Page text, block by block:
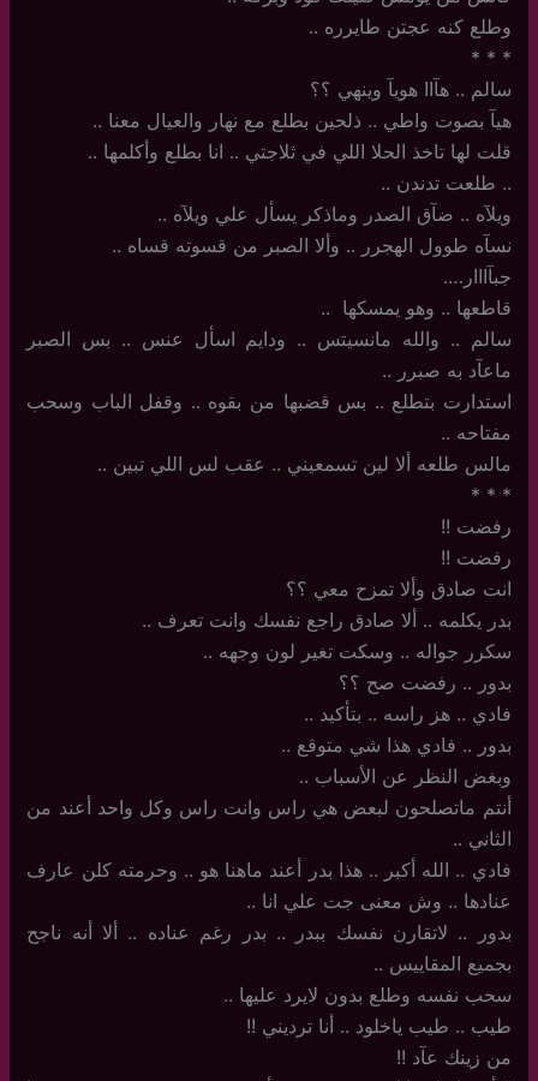
وطلع كنه عجتن طايرره ..
‏*‏ * *
سالم .. هآاا هويآ وينهي ؟؟
هيآ بصوت واطي ‏.. ذلحين بطلع مع نهار والعيال معنا ..
قلت لها تاخذ الحلا اللي في ثلاجتي .. انا بطلع وأكلمها ..
..‏ طلعت تدندن .. ‏
ويلآه .. ضآق الصدر وماذكر يسأل علي ويلآه ..
نسآه طوول الهجرر .. وألا الصبر من قسوته قساه ..
جبآااار….
قاطعها .. وهو يمسكها ‏ ..
سالم .. والله مانسيتس .. ودايم اسأل عنس .. بس الصبر
ماعآد به صبرر ..
استدارت بتطلع .. بس قضبها من بقوه .. وقفل الباب وسحب
مفتاحه ..
مالس طلعه ألا لين تسمعيني .. عقب لس اللي تبين ..
‏*‏ * *
رفضت !!
رفضت !!
انت صادق وألا تمزح معي ؟؟
بدر يكلمه ‏.. ألا صادق راجع نفسك وانت تعرف ..
سكرر جواله .. وسكت تغير لون وجهه ..
بدور .. رفضت صح ؟؟
فادي ‏.. هز راسه .. بتأكيد ..
بدور .. فادي هذا شي متوقع ..
وبغض النظر عن الأسباب ..
أنتم ماتصلحون لبعض هي راس وانت راس وكل واحد أعند من
الثاني ..
فادي .. الله أكبر .. هذا بدر أعند ماهنا هو .. وحرمته كلن عارف
عنادها .. وش معنى جت علي انا ..
بدور .. لاتقارن نفسك ببدر .. بدر رغم عناده .. ألا أنه ناجح
بجميع المقاييس .. ‏
سحب نفسه وطلع بدون لايرد عليها ..
طيب .. طيب ياخلود .. أنا ترديني !!
من زينك عآد !!